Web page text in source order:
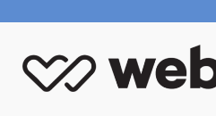
content